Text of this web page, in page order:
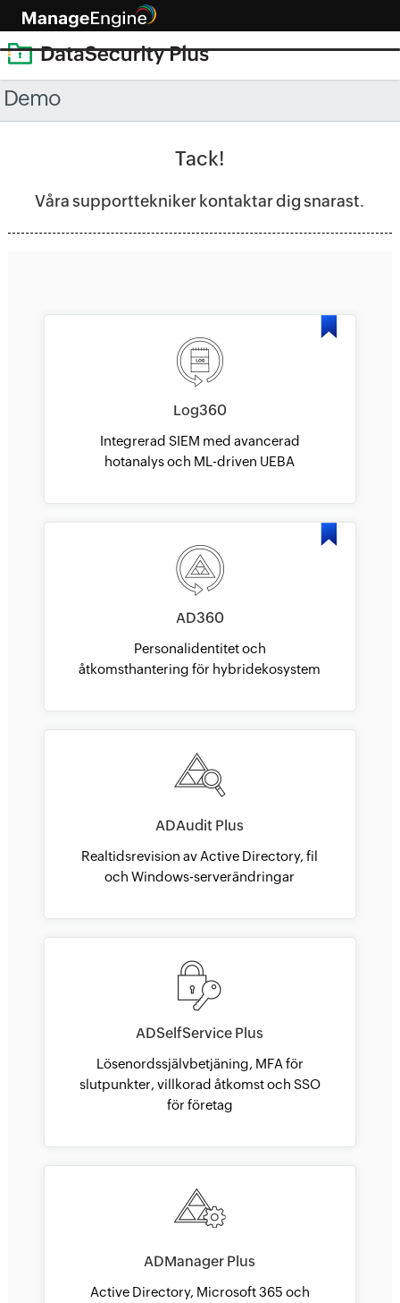
Demo
Tack!
Våra supporttekniker kontaktar dig snarast.
Log360
Integrerad SIEM med avancerad
hotanalys och ML-driven UEBA
AD360
Personalidentitet och
åtkomsthantering för hybridekosystem
ADAudit Plus
Realtidsrevision av Active Directory, fil
och Windows-serverändringar
ADSelfService Plus
Lösenordssjälvbetjäning, MFA för
slutpunkter, villkorad åtkomst och SSO
för företag
ADManager Plus
Active Directory, Microsoft 365 och